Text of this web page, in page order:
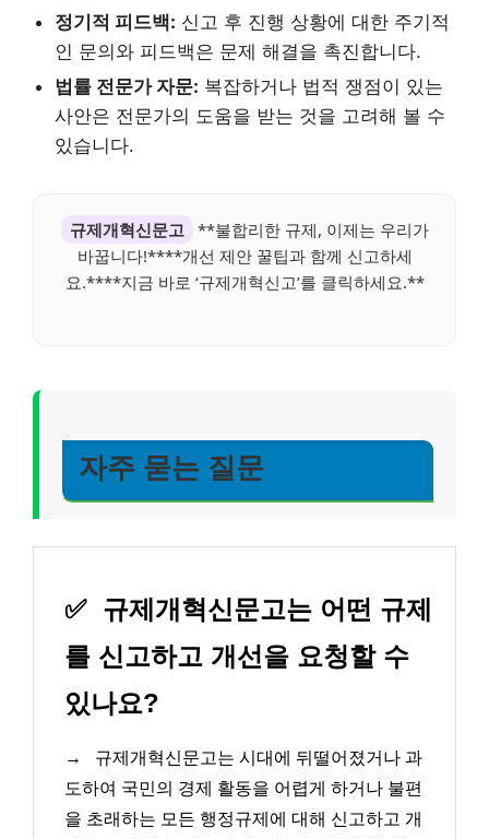
정기적 피드백: 신고 후 진행 상황에 대한 주기적
인 문의와 피드백은 문제 해결을 촉진합니다.
법률 전문가 자문: 복잡하거나 법적 쟁점이 있는
사안은 전문가의 도움을 받는 것을 고려해 볼 수
있습니다.
규제개혁신문고
**불합리한 규제, 이제는 우리가
바꿉니다!****개선 제안 꿀팁과 함께 신고하세
요.****지금 바로 ‘규제개혁신고’를 클릭하세요.**
자주 묻는 질문
✅ 규제개혁신문고는 어떤 규제
를 신고하고 개선을 요청할 수
있나요?
→
규제개혁신문고는 시대에 뒤떨어졌거나 과
도하여 국민의 경제 활동을 어렵게 하거나 불편
을 초래하는 모든 행정규제에 대해 신고하고 개